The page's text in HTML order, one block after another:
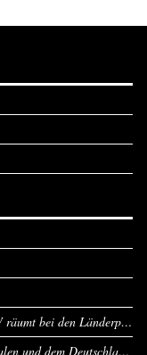
Was für ein Pfingstwochenende! Der BSV NRW räumt bei den Länderpokalen ab
NRW-Auswahlteams siegen bei den Länderpokalen und dem Deutschlandcup an Pfingsten